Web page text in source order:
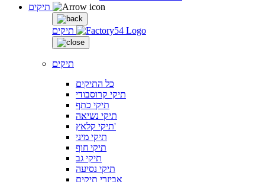
תיקים
תיקים
כל התיקים
תיקי קרוסבודי
תיקי כתף
תיקי נשיאה
תיקי קלאץ'
תיקי מיני
תיקי חוף
תיקי גב
תיקי נסיעה
אביזרי תיקים